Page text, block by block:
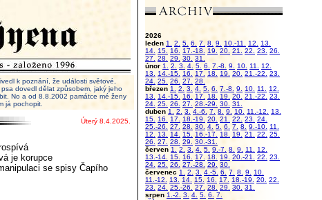
2026
leden 1. 2. 5. 6. 7. 8. 9. 10.-11. 12.
13.
14.
15. 16. 17.-18. 19. 20. 21. 22. 23.
26.
27.
28. 29. 30. 31.
únor 1. 2. 3. 4. 5. 6. 7.-8. 9. 10. 11.
12.
13.
14.-15. 16. 17. 18. 19. 20. 21.-22.
23.
24. 25. 26. 27.
28.
březen 1. 2. 3. 4. 5. 6. 7.-8. 9. 10. 11.
12.
13.
14.-15. 16. 17. 18. 19. 20. 21.-22.
23.
24. 25. 26. 27. 28.-29. 30. 31.
duben 1. 2. 3. 4.-6. 7. 8. 9. 10. 11.-12.
13.
15.
16. 17. 18.-19. 20. 21. 22. 23.
24.
25.-26.
27. 28. 30. 4. 5. 6. 7. 8. 9.-10.
11.
12.
13. 14. 15. 16.-17. 18. 19. 21. 22.
25.
26.
27. 28. 29.
30.-31.
červen 1. 2. 3. 4. 5. 9.-7. 8. 9. 11.
12.
13.-14.
15. 16. 17. 18. 19. 20.-21. 22.
23.
24. 25. 26. 27.-28. 29.
30.
červenec 1. 2. 3. 4.-5. 6. 7. 8. 9.
10.
11.-12.
13. 14. 15. 16. 17. 18.-19. 20. 22.
23.
24. 25.-26. 27. 28. 29. 30. 31.
srpen 1.-2. 3. 4. 5. 6. 7.
k poznání, že události světové,
dovedl dělat způsobem, jaký jeho
No a od 8.8.2002 památce mé ženy
já pochopit.
Úterý 8.4.2025.
je korupce
se spisy Čapího